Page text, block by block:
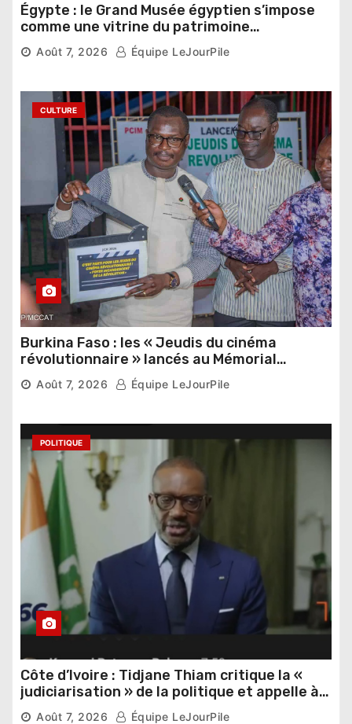
Égypte : le Grand Musée égyptien s’impose
comme une vitrine du patrimoine
pharaonique auprès des dirigeants
étrangers
Août 7, 2026 Équipe LeJourPile
CULTURE
Burkina Faso : les « Jeudis du cinéma
révolutionnaire » lancés au Mémorial
Thomas Sankara
Août 7, 2026 Équipe LeJourPile
POLITIQUE
Côte d’Ivoire : Tidjane Thiam critique la «
judiciarisation » de la politique et appelle à
poursuivre l’apaisement
Août 7, 2026 Équipe LeJourPile